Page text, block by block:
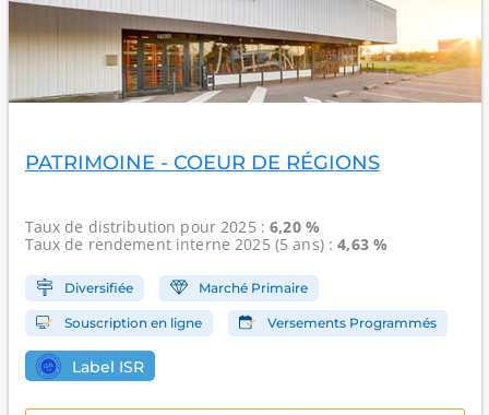
PATRIMOINE - COEUR DE RÉGIONS
Taux de distribution pour 2025 :6,20 %
Taux de rendement interne2025 (5 ans) :4,63 %
Diversifiée Marché Primaire
Souscription en ligne Versements Programmés
Label ISR